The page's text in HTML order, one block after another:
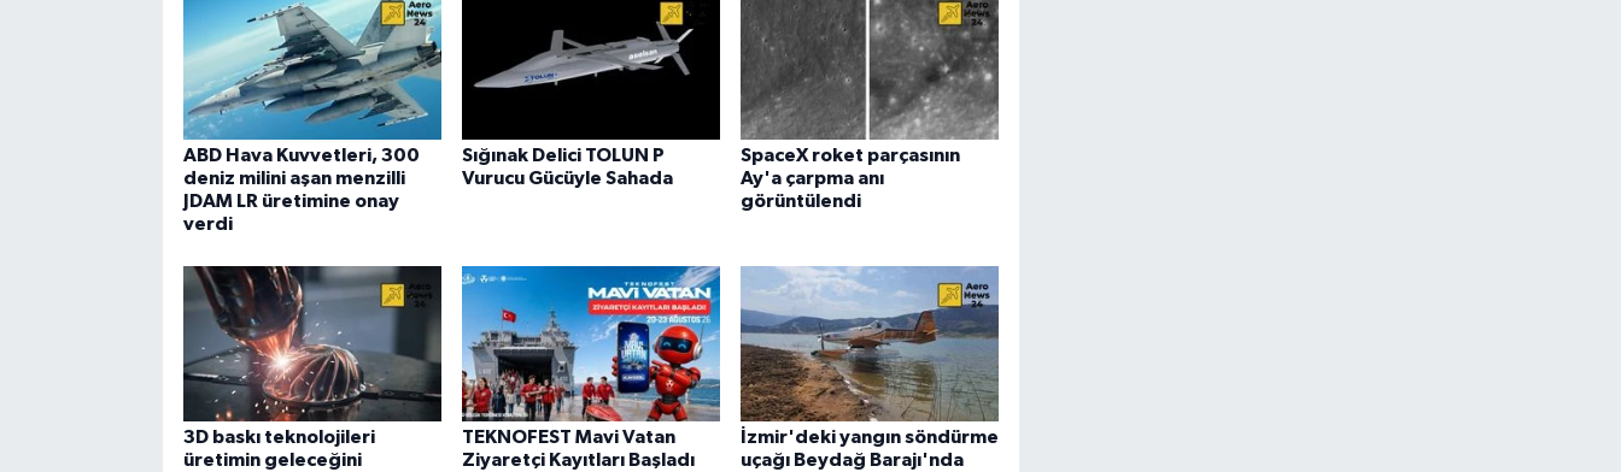
ABD Hava Kuvvetleri, 300
deniz milini aşan menzilli
JDAM LR üretimine onay
verdi
Sığınak Delici TOLUN P
Vurucu Gücüyle Sahada
SpaceX roket parçasının
Ay'a çarpma anı
görüntülendi
3D baskı teknolojileri
üretimin geleceğini
TEKNOFEST Mavi Vatan
Ziyaretçi Kayıtları Başladı
İzmir'deki yangın söndürme
uçağı Beydağ Barajı'nda